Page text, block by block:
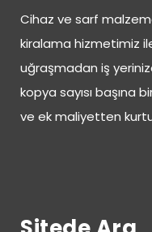
Cihaz ve sarf
kiralama hizmetimiz
uğraşmadan iş
kopya sayısı başına
ve ek maliyetten